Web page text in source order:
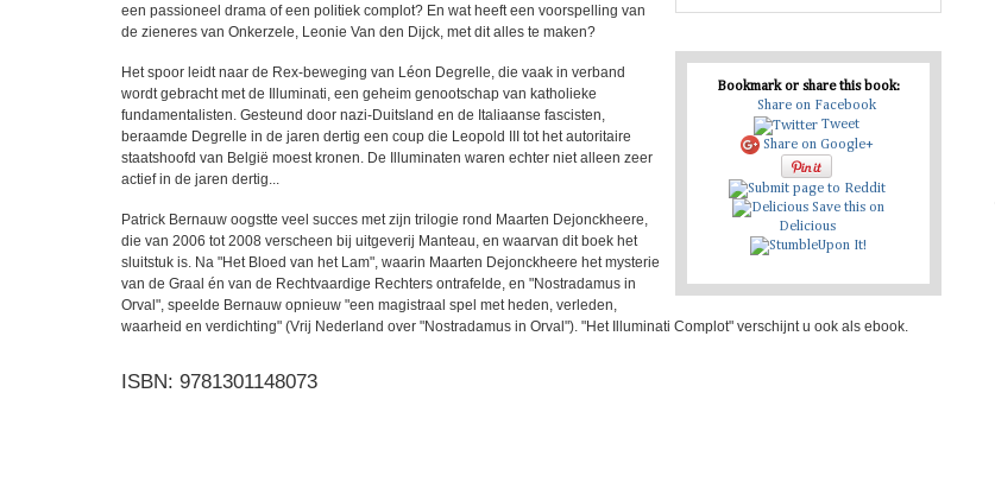
Bookmark or share this book:
Share on Facebook
Tweet
Share on Google+
Save this on
Delicious
een passioneel drama of een politiek complot? En wat heeft een voorspelling van
de zieneres van Onkerzele, Leonie Van den Dijck, met dit alles te maken?
Het spoor leidt naar de Rex-beweging van Léon Degrelle, die vaak in verband
wordt gebracht met de Illuminati, een geheim genootschap van katholieke
fundamentalisten. Gesteund door nazi-Duitsland en de Italiaanse fascisten,
beraamde Degrelle in de jaren dertig een coup die Leopold III tot het autoritaire
staatshoofd van België moest kronen. De Illuminaten waren echter niet alleen zeer
actief in de jaren dertig...
Patrick Bernauw oogstte veel succes met zijn trilogie rond Maarten Dejonckheere,
die van 2006 tot 2008 verscheen bij uitgeverij Manteau, en waarvan dit boek het
sluitstuk is. Na "Het Bloed van het Lam", waarin Maarten Dejonckheere het mysterie
van de Graal én van de Rechtvaardige Rechters ontrafelde, en "Nostradamus in
Orval", speelde Bernauw opnieuw "een magistraal spel met heden, verleden,
waarheid en verdichting" (Vrij Nederland over "Nostradamus in Orval"). "Het Illuminati Complot" verschijnt u ook als ebook.
ISBN: 9781301148073